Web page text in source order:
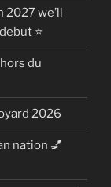
we’ll
⭐
du
2026
nation 💅